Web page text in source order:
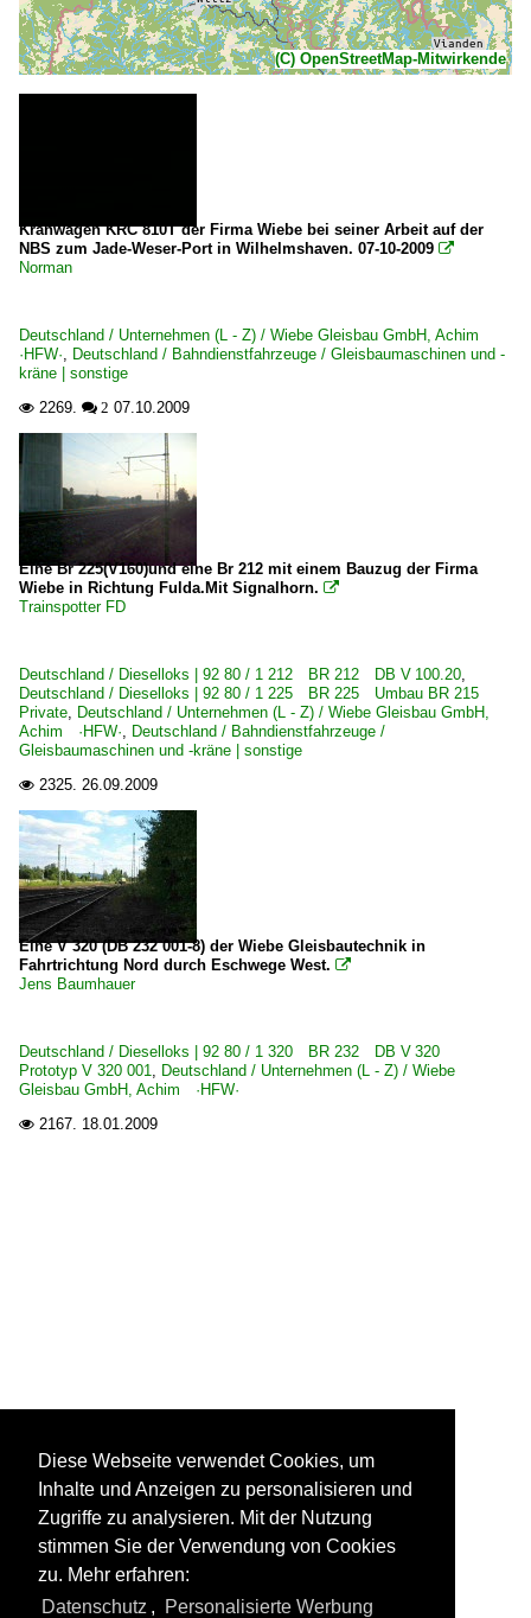
(C) OpenStreetMap-Mitwirkende
Kranwagen KRC 810T der Firma Wiebe bei seiner Arbeit auf der
NBS zum Jade-Weser-Port in Wilhelmshaven. 07-10-2009 
Norman
Deutschland / Unternehmen (L - Z) / Wiebe Gleisbau GmbH, Achim
·HFW·, Deutschland / Bahndienstfahrzeuge / Gleisbaumaschinen und -
kräne | sonstige
 2269.  2 07.10.2009
Eine Br 225(V160)und eine Br 212 mit einem Bauzug der Firma
Wiebe in Richtung Fulda.Mit Signalhorn. 
Trainspotter FD
Deutschland / Dieselloks | 92 80 / 1 212 BR 212 DB V 100.20,
Deutschland / Dieselloks | 92 80 / 1 225 BR 225 Umbau BR 215
Private, Deutschland / Unternehmen (L - Z) / Wiebe Gleisbau GmbH,
Achim ·HFW·, Deutschland / Bahndienstfahrzeuge /
Gleisbaumaschinen und -kräne | sonstige
 2325. 26.09.2009
Eine V 320 (DB 232 001-8) der Wiebe Gleisbautechnik in
Fahrtrichtung Nord durch Eschwege West. 
Jens Baumhauer
Deutschland / Dieselloks | 92 80 / 1 320 BR 232 DB V 320
Prototyp V 320 001, Deutschland / Unternehmen (L - Z) / Wiebe
Gleisbau GmbH, Achim ·HFW·
 2167. 18.01.2009
Diese Webseite verwendet Cookies, um
Inhalte und Anzeigen zu personalisieren und
Zugriffe zu analysieren. Mit der Nutzung
stimmen Sie der Verwendung von Cookies
zu. Mehr erfahren:
Datenschutz , Personalisierte Werbung